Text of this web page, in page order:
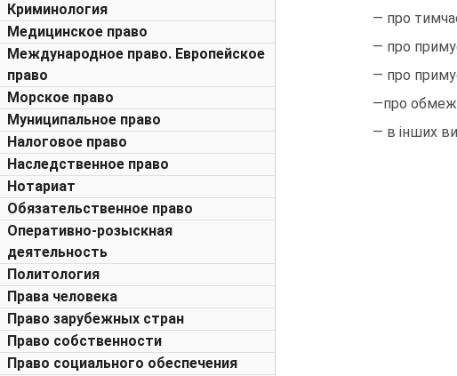
Криминология
Медицинское право
Международное право. Европейское
право
Морское право
Муниципальное право
Налоговое право
Наследственное право
Нотариат
Обязательственное право
Оперативно-розыскная
деятельность
Политология
Права человека
Право зарубежных стран
Право собственности
Право социального обеспечения
— про
— про
— про
—про
— в інших